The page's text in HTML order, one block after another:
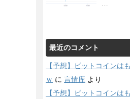
…
最近のコメント
【予想】ビットコインは
ｗ に 言情库 より
【予想】ビットコインは